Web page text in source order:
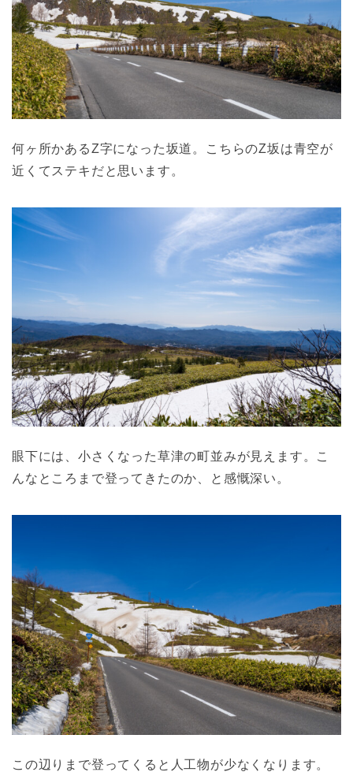
何ヶ所かあるZ字になった坂道。こちらのZ坂は青空が
近くてステキだと思います。
眼下には、小さくなった草津の町並みが見えます。こ
んなところまで登ってきたのか、と感慨深い。
この辺りまで登ってくると人工物が少なくなります。